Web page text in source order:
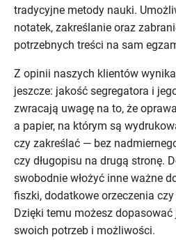
tradycyjne metody nauki.
notatek, zakreślanie oraz
potrzebnych treści na sam
Z opinii naszych klientów
jeszcze: jakość segregatora i
zwracają uwagę na to, że
a papier, na którym są
czy zakreślać — bez
czy długopisu na drugą stronę.
swobodnie włożyć inne ważne
fiszki, dodatkowe orzeczenia
Dzięki temu możesz
swoich potrzeb i możliwości.